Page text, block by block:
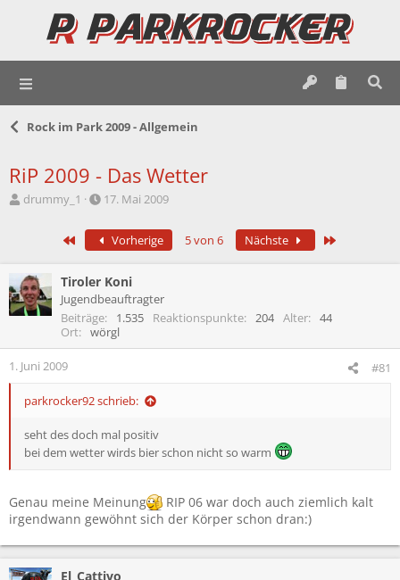
Rock im Park 2009 - Allgemein
RiP 2009 - Das Wetter
E
l
l
e
drummy_1
E
s
t
l
a
m
17. Mai 2009
Erste Vorherige 5 von 6 Nächste
Tiroler Koni
Jugendbeauftragter
Beiträge
1.535 Reaktionspunkte 204 Alter
44
Ort
wörgl
1. Juni 2009 #81
parkrocker92 schrieb:
seht des doch mal positiv
bei dem wetter wirds bier schon nicht so warm
Genau meine Meinung
RIP 06 war doch auch ziemlich kalt
irgendwann gewöhnt sich der Körper schon dran:)
El_Cattivo